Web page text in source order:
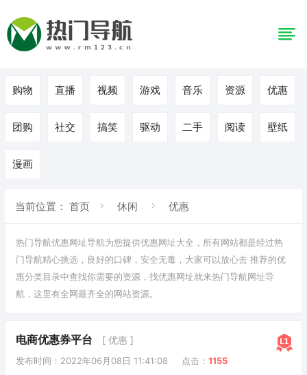
购物 直播 视频 游戏 音乐 资源 优惠
团购 社交 搞笑 驱动 二手 阅读 壁纸
漫画
当前位置： 首页 休闲 优惠
热门导航优惠网址导航为您提供优惠网址大全，所有网站都是经过热
门导航精心挑选，良好的口碑，安全无毒，大家可以放心去 推荐的优
惠分类目录中查找你需要的资源，找优惠网址就来热门导航网址导
航，这里有全网最齐全的网站资源。
电商优惠券平台 [ 优惠 ]
发布时间：2022年06月08日 11:41:08 点击： 1155